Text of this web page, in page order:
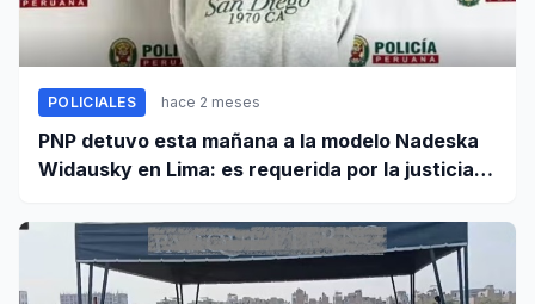
POLICIALES hace 2 meses
PNP detuvo esta mañana a la modelo Nadeska
Widausky en Lima: es requerida por la justicia